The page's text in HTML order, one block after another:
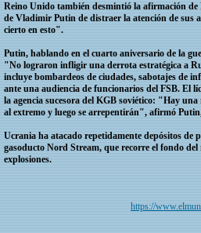
Reino Unido también desmintió la afirmación
de Vladimir Putin de distraer la atención de sus
cierto en esto".
Putin, hablando en el cuarto aniversario de la
"No lograron infligir una derrota estratégica a
incluye bombardeos de ciudades, sabotajes de
ante una audiencia de funcionarios del FSB. El
la agencia sucesora del KGB soviético: "Hay
al extremo y luego se arrepentirán", afirmó
Ucrania ha atacado repetidamente depósitos de
gasoducto Nord Stream, que recorre el fondo
explosiones.
https://